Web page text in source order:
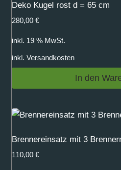
Deko Kugel rost d = 65 cm
280,00 €
inkl. 19 % MwSt.
inkl. Versandkosten
In den
Brennereinsatz mit 3
110,00 €